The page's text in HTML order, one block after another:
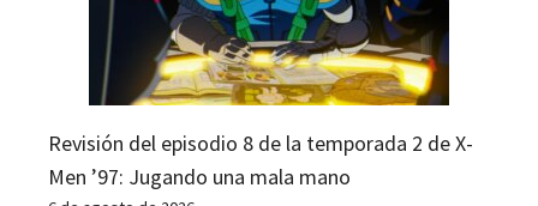
Revisión del episodio 8 de la temporada 2 de X-
Men ’97: Jugando una mala mano